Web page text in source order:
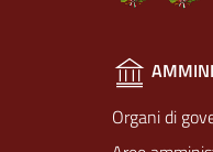
Organi di